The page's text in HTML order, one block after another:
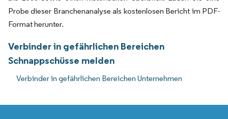
Probe dieser Branchenanalyse als kostenlosen Bericht im PDF-
Format herunter.
Verbinder in gefährlichen Bereichen
Schnappschüsse melden
Verbinder in gefährlichen Bereichen Unternehmen